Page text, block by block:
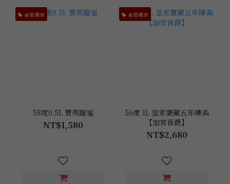
會員獨享
58度0.5L 寶馬躍福
NT$1,580
會員獨享
56度 1L 皇家甕藏五年陳高
【加官晉爵】
NT$2,680